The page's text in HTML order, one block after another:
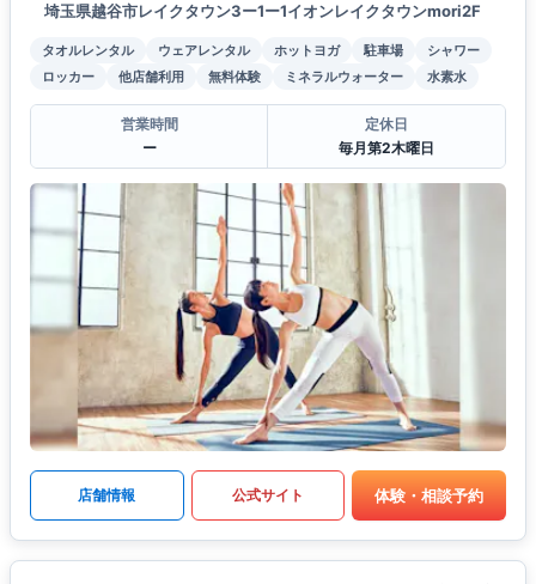
埼玉県越谷市レイクタウン3ー1ー1イオンレイクタウンmori2F
タオルレンタル ウェアレンタル ホットヨガ 駐車場
シャワー
ロッカー
他店舗利用 無料体験 ミネラルウォーター 水素水
営業時間
ー
定休日
毎月第2木曜日
店舗情報 公式サイト 体験・相談予約